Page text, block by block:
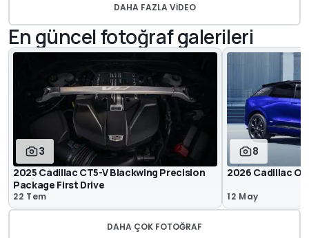
DAHA FAZLA VIDEO
En güncel fotoğraf galerileri
3
2025 Cadillac CT5-V Blackwing Precision
Package First Drive
22 Tem
8
2026 Cadillac
12 May
DAHA ÇOK FOTOĞRAF